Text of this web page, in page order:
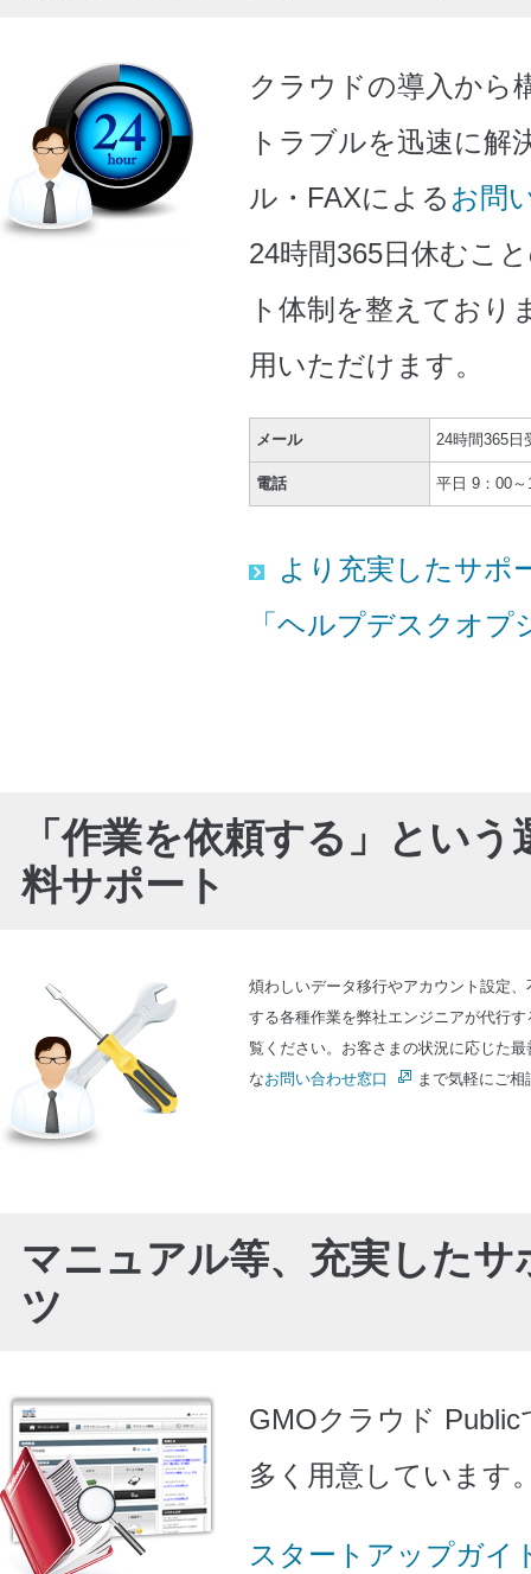
クラウドの導入から
トラブルを迅速に解
ル・FAXによる お問
24時間365日休むこ
ト体制を整えており
用いただけます。
メール 24時間365日
電話 平日 9：00～
より充実したサポ
「ヘルプデスクオ
「作業を依頼する」とい
料サポート
煩わしいデータ移行やアカウント設定
する各種作業を弊社エンジニアが代行
覧ください。お客さまの状況に応じた
なお問い合わせ窓口 まで気軽にご相
マニュアル等、充実した
ツ
GMOクラウド
多く用意しています
スタートアップガイ